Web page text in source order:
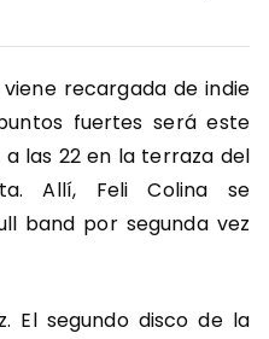
viene recargada de indie
fuertes será este
las 22 en la terraza del
Allí, Feli Colina se
band por segunda vez
El segundo disco de la